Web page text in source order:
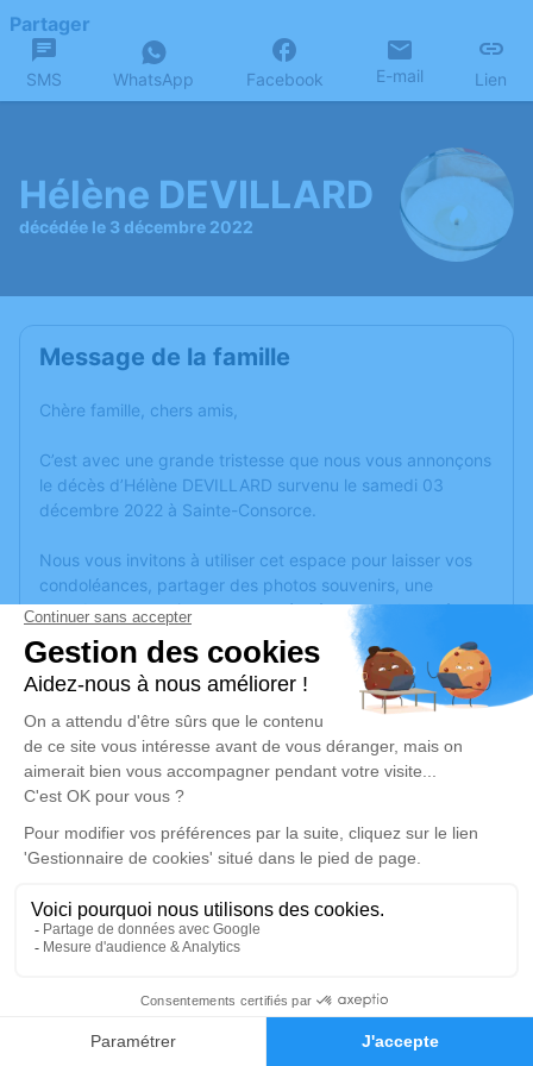
Faire-part Hommages
Partager
SMS WhatsApp Facebook E-mail Lien
Hélène DEVILLARD
décédée le 3 décembre 2022
Message de la famille
Chère famille, chers amis,
C’est avec une grande tristesse que nous vous annonçons
le décès d’Hélène DEVILLARD survenu le samedi 03
décembre 2022 à Sainte-Consorce.
Nous vous invitons à utiliser cet espace pour laisser vos
condoléances, partager des photos souvenirs, une
anecdote ou exprimer vos pensées à travers des poèmes
ou des textes. Cet endroit est un lieu d'expression dédié à
honorer la mémoire d’Hélène DEVILLARD.
Un service de plantation d’arbre hommage estdisponible
samedi 24 décembre 2022 à 09h30
Chapelle Parc Cimetière Communautaire 161,
bd Université